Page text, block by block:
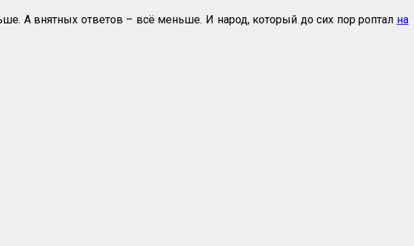
А внятных ответов – всё меньше. И народ, который до сих пор роптал на